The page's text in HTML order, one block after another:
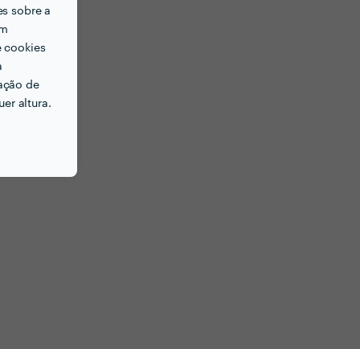
sobre a
cookies
de
altura.